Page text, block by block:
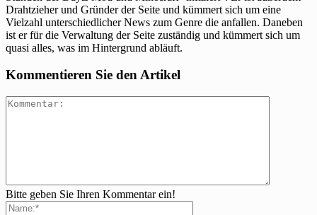
Drahtzieher und Gründer der Seite und kümmert sich um eine
Vielzahl unterschiedlicher News zum Genre die anfallen. Daneben
ist er für die Verwaltung der Seite zuständig und kümmert sich um
quasi alles, was im Hintergrund abläuft.
Kommentieren Sie den Artikel
Bitte geben Sie Ihren Kommentar ein!